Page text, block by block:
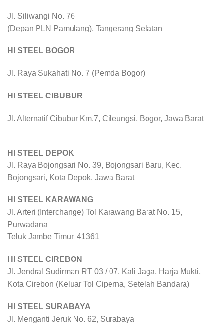
Jl. Siliwangi No. 76
(Depan PLN Pamulang), Tangerang Selatan
HI STEEL BOGOR
Jl. Raya Sukahati No. 7 (Pemda Bogor)
HI STEEL CIBUBUR
Jl. Alternatif Cibubur Km.7, Cileungsi, Bogor, Jawa Barat
HI STEEL DEPOK
Jl. Raya Bojongsari No. 39, Bojongsari Baru, Kec.
Bojongsari, Kota Depok, Jawa Barat
HI STEEL KARAWANG
Jl. Arteri (Interchange) Tol Karawang Barat No. 15,
Purwadana
Teluk Jambe Timur, 41361
HI STEEL CIREBON
Jl. Jendral Sudirman RT 03 / 07, Kali Jaga, Harja Mukti,
Kota Cirebon (Keluar Tol Ciperna, Setelah Bandara)
HI STEEL SURABAYA
Jl. Menganti Jeruk No. 62, Surabaya